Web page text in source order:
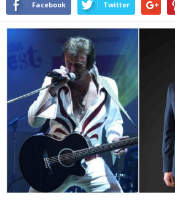
Facebook Twitter